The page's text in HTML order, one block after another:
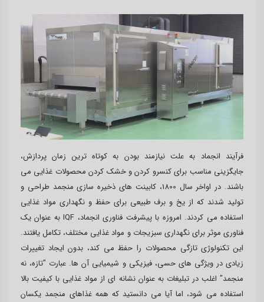
فرآیند انجماد به علت نیازمند بودن به کوتاه ترین زمان پردازش،
جایگزینی مناسب برای کنسرو کردن و خشک کردن محصولات غذایی می
باشند. در اواخر سال 1800، کابینت های ذخیره سازی منجمد طراحی و
تولید شدند که از یخ و برف طبیعی برای حفظ و نگهداری مواد غذایی
استفاده می کردند. امروزه با پیشرفت فناوری انجماد، IQF به عنوان یک
فناوری موثر برای نگهداری سبزیجات و مواد غذایی مختلف، تکامل یافتند.
این تکنولوژی تازگی محصولات را حفظ می کند، بدون ایجاد تغییرات
زیادی در ویژگی های حسی، فیزیکی و شیمیایی آن ها. عبارت "تازه، نه
منجمد" اغلب در تبلیغات به عنوان نشانه ای از مواد غذایی با کیفیت بالا
استفاده می شود، اما آیا می دانستید که همه غذاهای منجمد یکسان